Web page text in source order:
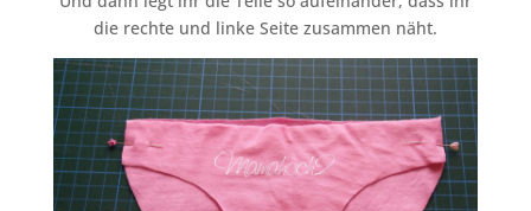
die rechte und linke Seite zusammen näht.